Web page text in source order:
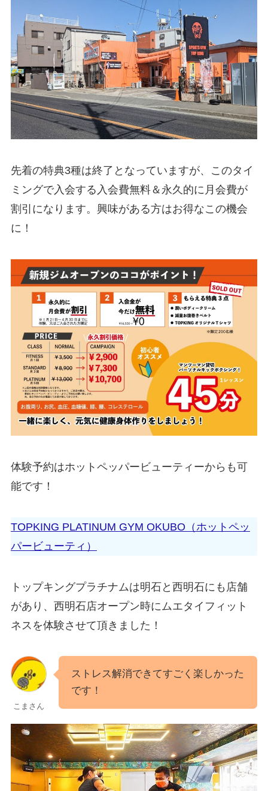
先着の特典3種は終了となっていますが、このタイ
ミングで入会する入会費無料＆永久的に月会費が
割引になります。興味がある方はお得なこの機会
に！
体験予約はホットペッパービューティーからも可
能です！
TOPKING PLATINUM GYM OKUBO（ホットペッ
パービューティ）
トップキングプラチナムは明石と西明石にも店舗
があり、西明石店オープン時にムエタイフィット
ネスを体験させて頂きました！
こまさん
ストレス解消できてすごく楽しかった
です！